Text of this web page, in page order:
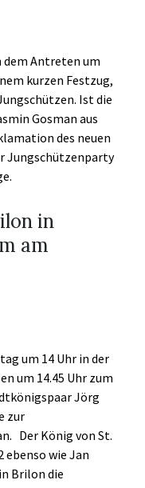
dem Antreten um
kurzen Festzug,
Ist die
Gosman aus
des neuen
Jungschützenparty
in
am
um 14 Uhr in der
um 14.45 Uhr zum
Jörg
zur
Der König von St.
ebenso wie Jan
Brilon die